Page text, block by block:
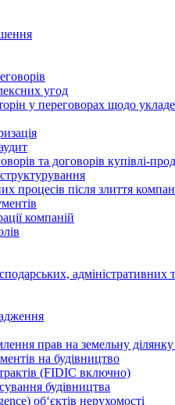
угод
у переговорах щодо
та договорів купівлі-
процесів після злиття
компаній
адміністративних
прав на земельну ділянку
на будівництво
(FIDIC включно)
будівництва
об‘єктів нерухомості